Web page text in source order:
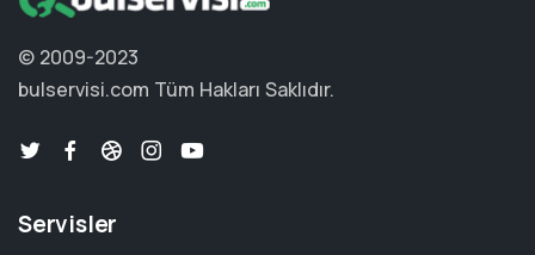
© 2009-2023
bulservisi.com Tüm Hakları Saklıdır.
Servisler